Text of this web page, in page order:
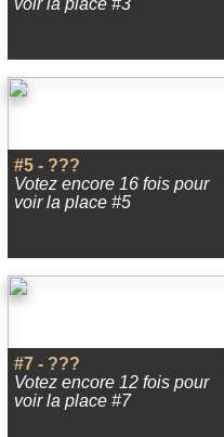
voir la place #3
#5 - ???
Votez encore 16 fois pour
voir la place #5
#7 - ???
Votez encore 12 fois pour
voir la place #7